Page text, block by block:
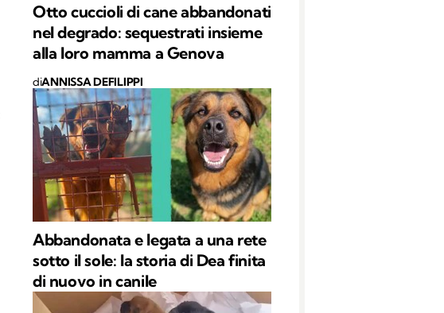
Otto cuccioli di cane abbandonati
nel degrado: sequestrati insieme
alla loro mamma a Genova
diANNISSA DEFILIPPI
Abbandonata e legata a una rete
sotto il sole: la storia di Dea finita
di nuovo in canile